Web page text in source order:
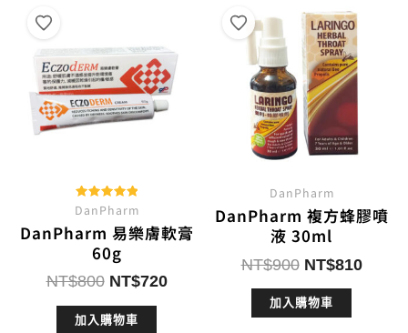
評分
5.00
滿分 5
DanPharm
DanPharm 易樂膚軟膏
60g
NT$800 原
始
價
NT$720目
加入購物車
DanPharm
DanPharm 複方蜂膠噴
液 30ml
NT$900 原
始
價
NT$810目
加入購物車